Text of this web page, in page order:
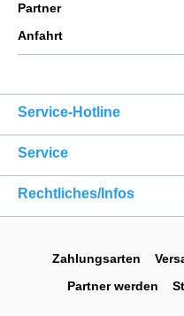
Partner
Anfahrt
Service-Hotline
Service
Rechtliches/Infos
Zahlungsarten
Partner werden